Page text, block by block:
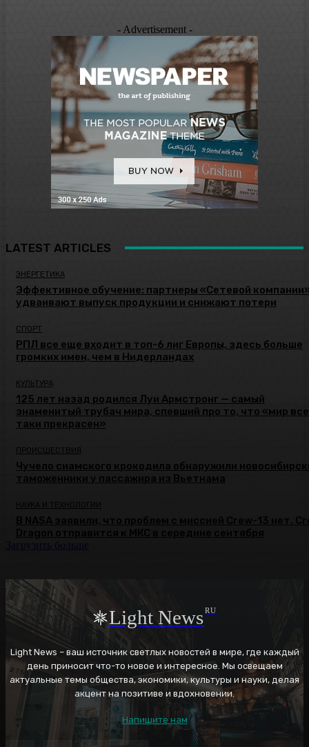
- Advertisement -
LATEST ARTICLES
ЭНЕРГЕТИКА
Эффективное обучение: партнеры «Сетевой
удваивают выпуск продукции и снижают потери
СПОРТ
РПЛ все еще входит в топ-6 лиг Европы, здесь больше
громких имен, чем в Нидерландах
КУЛЬТУРА
125 лет назад родился Луи Армстронг — самый
знаменитый трубач мира, спевший про то, что «мир
таки прекрасен»
ПРОИСШЕСТВИЯ
Чучело сиамского крокодила обнаружили
таможенники у пассажира из Вьетнама
НАУКА И ТЕХНОЛОГИИ
В NASA заявили, что проблем с миссией Crew-13 нет.
Light NewsRU
Light News – ваш источник светлых новостей в мире, где каждый
день приносит что-то новое и интересное. Мы освещаем
актуальные темы общества, экономики, культуры и науки, делая
акцент на позитиве и вдохновении.
Напишите нам